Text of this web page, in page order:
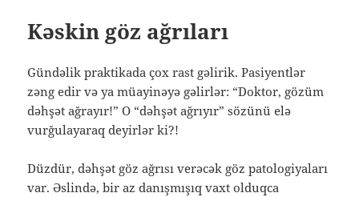
Kəskin göz ağrıları
Gündəlik praktikada çox rast gəlirik. Pasiyentlər
zəng edir və ya müayinəyə gəlirlər: “Doktor, gözüm
dəhşət ağrayır!” O “dəhşət ağrıyır” sözünü elə
vurğulayaraq deyirlər ki?!
Düzdür, dəhşət göz ağrısı verəcək göz patologiyaları
var. Əslində, bir az danışmışıq vaxt olduqca